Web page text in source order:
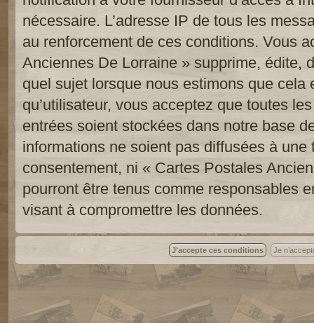
nécessaire. L’adresse IP de tous les
au renforcement de ces conditions. Vous
Anciennes De Lorraine » supprime, édite,
quel sujet lorsque nous estimons que cela
qu’utilisateur, vous acceptez que toutes
entrées soient stockées dans notre base
informations ne soient pas diffusées à une
consentement, ni « Cartes Postales
pourront être tenus comme responsables
visant à compromettre les données.